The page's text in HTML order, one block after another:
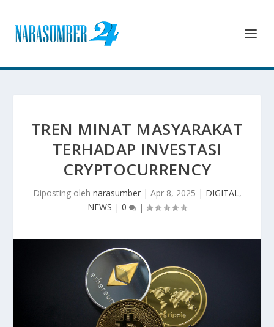
TREN MINAT MASYARAKAT
TERHADAP INVESTASI
CRYPTOCURRENCY
Diposting oleh narasumber| Apr 8, 2025 | DIGITAL,
NEWS | 0 |